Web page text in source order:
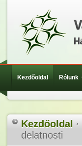
Kezdőoldal Rólunk
Kezdőoldal
delatnosti